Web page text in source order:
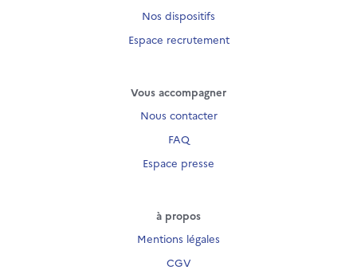
Nos dispositifs
Espace recrutement
Vous accompagner
Nous contacter
FAQ
Espace presse
à propos
Mentions légales
CGV